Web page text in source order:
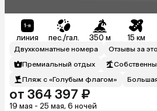
линия пес./гал. 350 м 15 км
Двухкомнатные номера
Отзывы за
Премиальный отдых
Пляж с «Голубым флагом»
от 364 397 ₽
19 мая - 25 мая, 6 ночей